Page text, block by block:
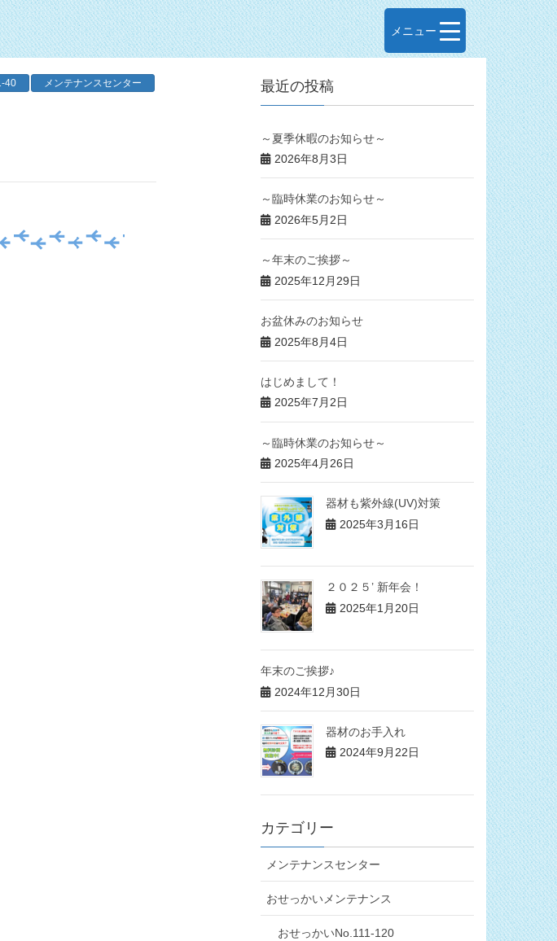
メニュー
メンテナンスセンター
40
最近の投稿
～夏季休暇のお知らせ～
2026年8月3日
～臨時休業のお知らせ～
2026年5月2日
～年末のご挨拶～
2025年12月29日
お盆休みのお知らせ
2025年8月4日
はじめまして！
2025年7月2日
～臨時休業のお知らせ～
2025年4月26日
器材も紫外線(UV)対策
2025年3月16日
２０２５’ 新年会！
2025年1月20日
年末のご挨拶♪
2024年12月30日
器材のお手入れ
2024年9月22日
カテゴリー
メンテナンスセンター
おせっかいメンテナンス
おせっかいNo.111-120